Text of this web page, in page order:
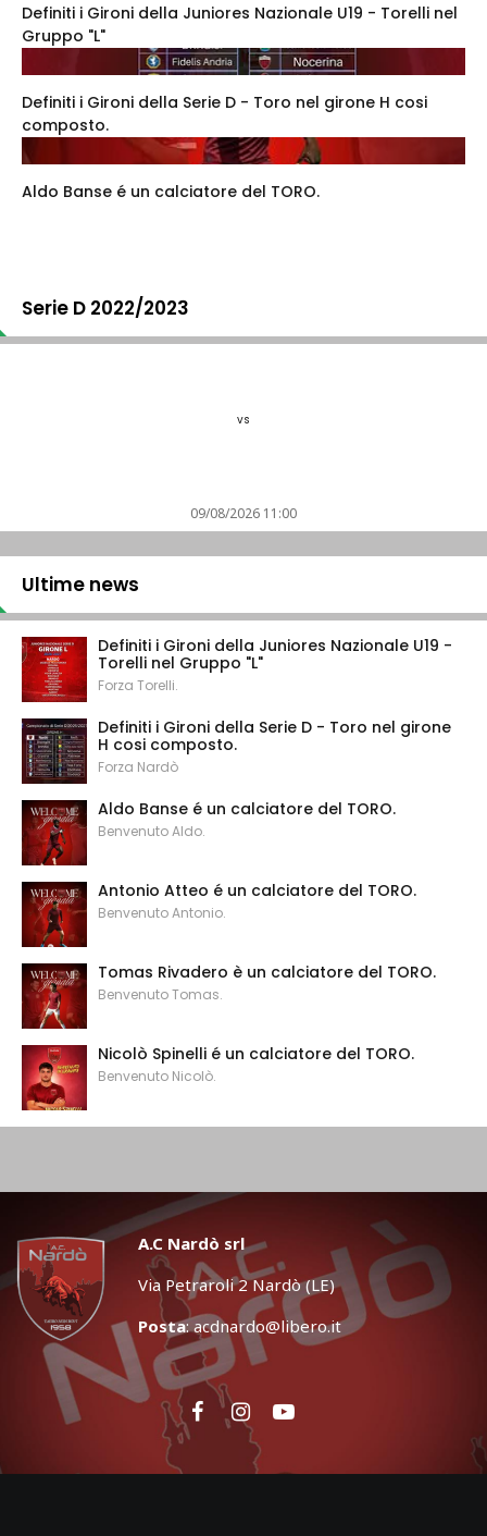
Definiti i Gironi della Juniores Nazionale U19 - Torelli nel
Gruppo "L"
Definiti i Gironi della Serie D - Toro nel girone H cosi
composto.
Aldo Banse é un calciatore del TORO.
Serie D 2022/2023
vs
09/08/2026 11:00
Ultime news
Definiti i Gironi della Juniores Nazionale U19 -
Torelli nel Gruppo "L"
Forza Torelli.
Definiti i Gironi della Serie D - Toro nel girone
H cosi composto.
Forza Nardò
Aldo Banse é un calciatore del TORO.
Benvenuto Aldo.
Antonio Atteo é un calciatore del TORO.
Benvenuto Antonio.
Tomas Rivadero è un calciatore del TORO.
Benvenuto Tomas.
Nicolò Spinelli é un calciatore del TORO.
Benvenuto Nicolò.
A.C Nardò srl
Via Petraroli 2 Nardò (LE)
Posta:acdnardo@libero.it